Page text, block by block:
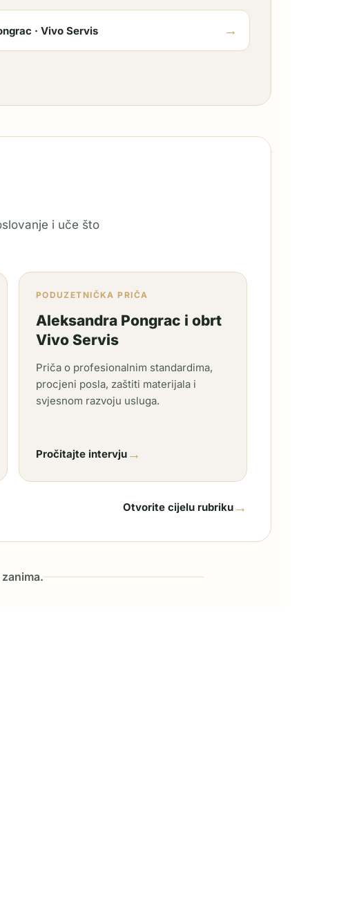
· Vivo Servis →
i uče što
PODUZETNIČKA PRIČA
Aleksandra Pongrac i obrt
Vivo Servis
Priča o profesionalnim standardima,
procjeni posla, zaštiti materijala i
svjesnom razvoju usluga.
Pročitajte intervju→
Otvorite cijelu rubriku →